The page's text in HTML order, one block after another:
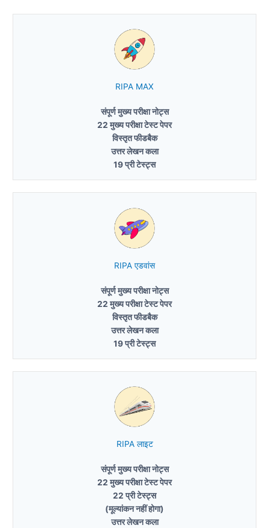
RIPA MAX
संपूर्ण मुख्य परीक्षा नोट्स
22 मुख्य परीक्षा टेस्ट पेपर
विस्तृत फीडबैक
उत्तर लेखन कला
19 प्री टेस्ट्स
RIPA एडवांस
संपूर्ण मुख्य परीक्षा नोट्स
22 मुख्य परीक्षा टेस्ट पेपर
विस्तृत फीडबैक
उत्तर लेखन कला
19 प्री टेस्ट्स
RIPA लाइट
संपूर्ण मुख्य परीक्षा नोट्स
22 मुख्य परीक्षा टेस्ट पेपर
22 प्री टेस्ट्स
(मूल्यांकन नहीं होगा)
उत्तर लेखन कला